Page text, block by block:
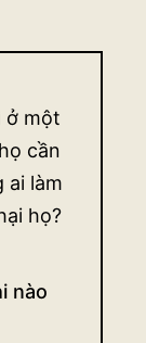
ở một
cần
ai làm
họ?
nào